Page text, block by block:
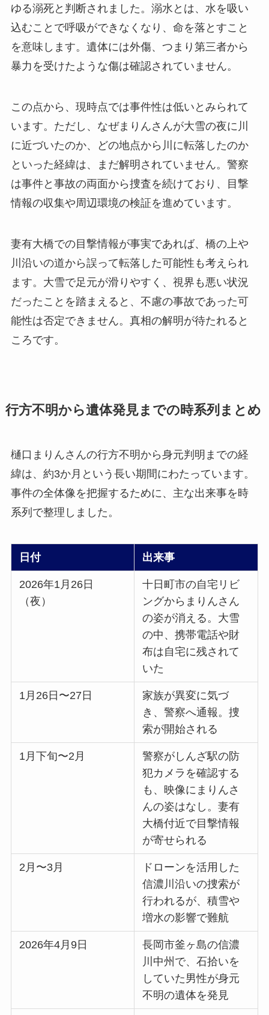
ゆる溺死と判断されました。溺水とは、水を吸い
込むことで呼吸ができなくなり、命を落とすこと
を意味します。遺体には外傷、つまり第三者から
暴力を受けたような傷は確認されていません。
この点から、現時点では事件性は低いとみられて
います。ただし、なぜまりんさんが大雪の夜に川
に近づいたのか、どの地点から川に転落したのか
といった経緯は、まだ解明されていません。警察
は事件と事故の両面から捜査を続けており、目撃
情報の収集や周辺環境の検証を進めています。
妻有大橋での目撃情報が事実であれば、橋の上や
川沿いの道から誤って転落した可能性も考えられ
ます。大雪で足元が滑りやすく、視界も悪い状況
だったことを踏まえると、不慮の事故であった可
能性は否定できません。真相の解明が待たれると
ころです。
行方不明から遺体発見までの時系列まとめ
樋口まりんさんの行方不明から身元判明までの経
緯は、約3か月という長い期間にわたっています。
事件の全体像を把握するために、主な出来事を時
系列で整理しました。
日付 出来事
2026年1月26日
（夜）
十日町市の自宅リビ
ングからまりんさん
の姿が消える。大雪
の中、携帯電話や財
布は自宅に残されて
いた
1月26日〜27日
家族が異変に気づ
き、警察へ通報。捜
索が開始される
1月下旬〜2月
警察がしんざ駅の防
犯カメラを確認する
も、映像にまりんさ
んの姿はなし。妻有
大橋付近で目撃情報
が寄せられる
2月〜3月
ドローンを活用した
信濃川沿いの捜索が
行われるが、積雪や
増水の影響で難航
2026年4月9日
長岡市釜ヶ島の信濃
川中州で、石拾いを
していた男性が身元
不明の遺体を発見